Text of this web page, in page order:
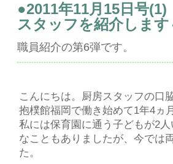
●2011年11月15日号(1)
スタッフを紹介します
職員紹介の第6弾です。
こんにちは。厨房スタッフの口
抱樸館福岡で働き始めて1年4ヵ
私には保育園に通う子どもが2
なこともありましたが、今では
た。